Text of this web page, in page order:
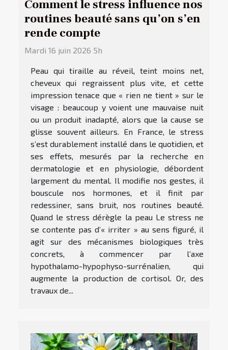
Comment le stress influence nos
routines beauté sans qu’on s’en
rende compte
Mardi 16 juin 2026 5h
Peau qui tiraille au réveil, teint moins net,
cheveux qui regraissent plus vite, et cette
impression tenace que « rien ne tient » sur le
visage : beaucoup y voient une mauvaise nuit
ou un produit inadapté, alors que la cause se
glisse souvent ailleurs. En France, le stress
s’est durablement installé dans le quotidien, et
ses effets, mesurés par la recherche en
dermatologie et en physiologie, débordent
largement du mental. Il modifie nos gestes, il
bouscule nos hormones, et il finit par
redessiner, sans bruit, nos routines beauté.
Quand le stress dérègle la peau Le stress ne
se contente pas d’« irriter » au sens figuré, il
agit sur des mécanismes biologiques très
concrets, à commencer par l’axe
hypothalamo-hypophyso-surrénalien, qui
augmente la production de cortisol. Or, des
travaux de...